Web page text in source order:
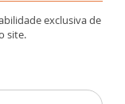
exclusiva de
site.